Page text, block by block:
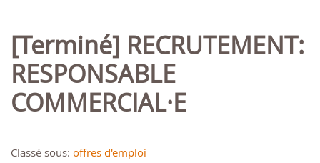
[Terminé] RECRUTEMENT:
RESPONSABLE
COMMERCIAL·E
Classé sous: offres d'emploi